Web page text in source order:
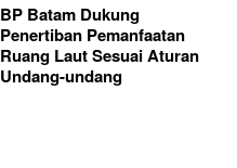
BP Batam Dukung
Penertiban Pemanfaatan
Ruang Laut Sesuai Aturan
Undang-undang